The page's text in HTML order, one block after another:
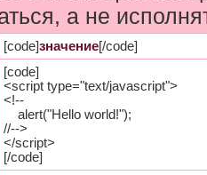
а не
[code]значение[/code]
[code]
<script type="text/javascript">
<!--
alert("Hello world!");
//-->
</script>
[/code]